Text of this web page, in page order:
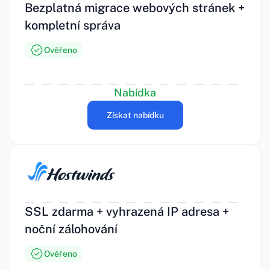
Bezplatná migrace webových stránek +
kompletní správa
Ověřeno
Nabídka
Získat nabídku
SSL zdarma + vyhrazená IP adresa +
noční zálohování
Ověřeno